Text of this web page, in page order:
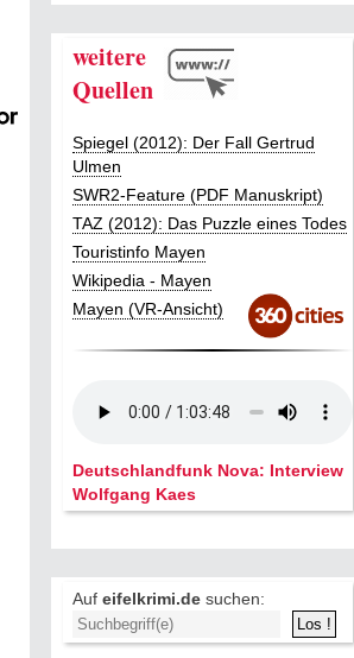
weitere
Quellen
Spiegel (2012): Der Fall Gertrud
Ulmen
SWR2-Feature (PDF Manuskript)
TAZ (2012): Das Puzzle eines Todes
Touristinfo Mayen
Wikipedia - Mayen
Mayen (VR-Ansicht)
Deutschlandfunk Nova: Interview
Wolfgang Kaes
Auf eifelkrimi.de suchen: